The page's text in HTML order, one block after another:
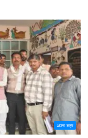
अपना शहर